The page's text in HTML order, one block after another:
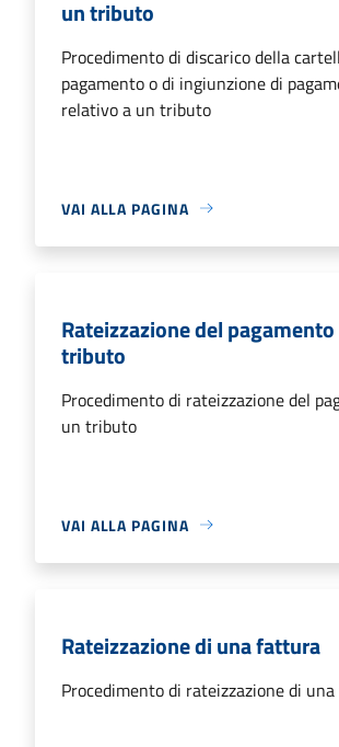
un tributo
Procedimento di discarico della
pagamento o di ingiunzione di
relativo a un tributo
VAI ALLA PAGINA
Rateizzazione del
tributo
Procedimento di rateizzazione del
un tributo
VAI ALLA PAGINA
Rateizzazione di una fattura
Procedimento di rateizzazione di